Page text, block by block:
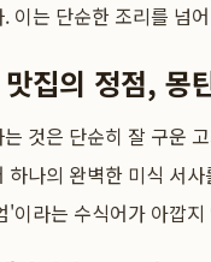
이는 단순한 조리를 넘
집의 정점, 몽
것은 단순히 잘 구운
하나의 완벽한 미식 서
'이라는 수식어가 아깝